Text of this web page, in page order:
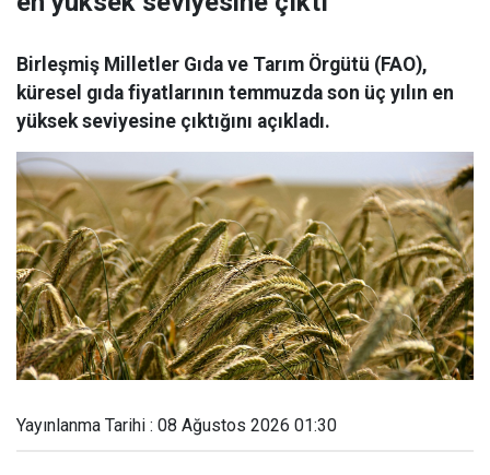
Birleşmiş Milletler Gıda ve Tarım Örgütü (FAO),
küresel gıda fiyatlarının temmuzda son üç yılın en
yüksek seviyesine çıktığını açıkladı.
Yayınlanma Tarihi : 08 Ağustos 2026 01:30